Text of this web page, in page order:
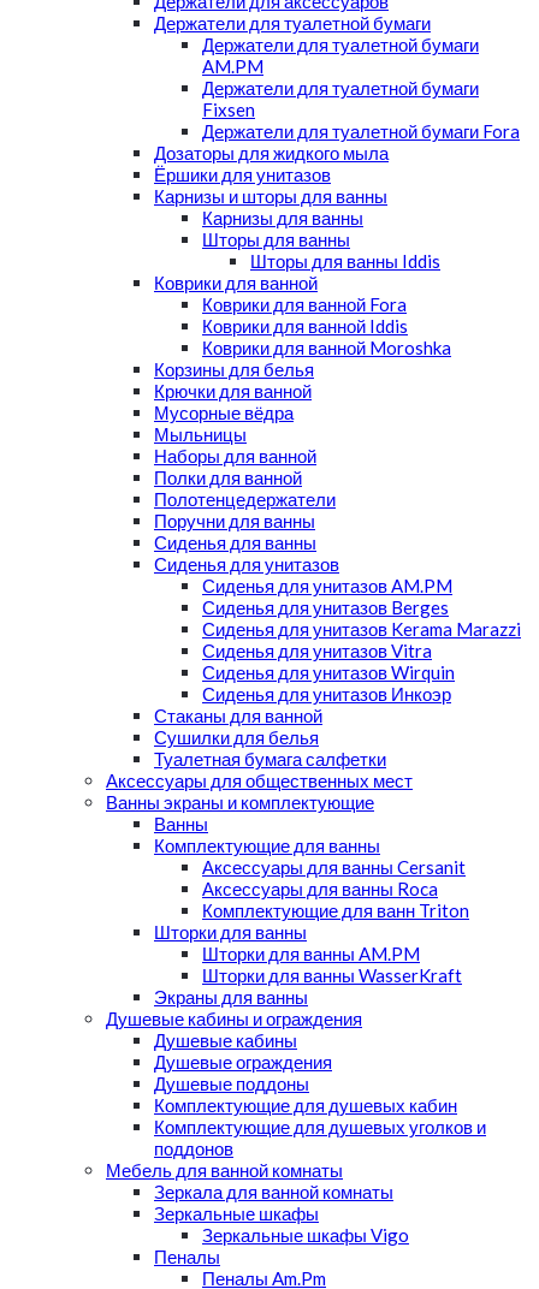
Держатели для туалетной бумаги
Держатели для туалетной бумаги
AM.PM
Держатели для туалетной бумаги
Fixsen
Держатели для туалетной бумаги Fora
Дозаторы для жидкого мыла
Ёршики для унитазов
Карнизы и шторы для ванны
Карнизы для ванны
Шторы для ванны
Шторы для ванны Iddis
Коврики для ванной
Коврики для ванной Fora
Коврики для ванной Iddis
Коврики для ванной Moroshka
Корзины для белья
Крючки для ванной
Мусорные вёдра
Мыльницы
Наборы для ванной
Полки для ванной
Полотенцедержатели
Поручни для ванны
Сиденья для ванны
Сиденья для унитазов
Сиденья для унитазов AM.PM
Сиденья для унитазов Berges
Сиденья для унитазов Kerama Marazzi
Сиденья для унитазов Vitra
Сиденья для унитазов Wirquin
Сиденья для унитазов Инкоэр
Стаканы для ванной
Сушилки для белья
Туалетная бумага салфетки
Аксессуары для общественных мест
Ванны экраны и комплектующие
Ванны
Комплектующие для ванны
Аксессуары для ванны Cersanit
Аксессуары для ванны Roca
Комплектующие для ванн Triton
Шторки для ванны
Шторки для ванны AM.PM
Шторки для ванны WasserKraft
Экраны для ванны
Душевые кабины и ограждения
Душевые кабины
Душевые ограждения
Душевые поддоны
Комплектующие для душевых кабин
Комплектующие для душевых уголков и
поддонов
Мебель для ванной комнаты
Зеркала для ванной комнаты
Зеркальные шкафы
Зеркальные шкафы Vigo
Пеналы
Пеналы Am.Pm